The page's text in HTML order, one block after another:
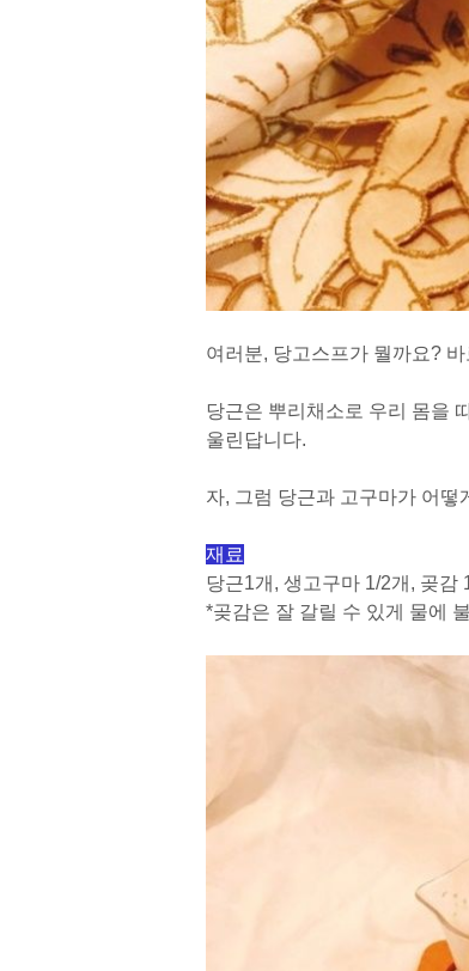
여러분, 당고스프가 뭘까요?
당근은 뿌리채소로 우리 몸을
울린답니다.
자, 그럼 당근과 고구마가 어
재료
당근1개, 생고구마 1/2개, 곶감
*곶감은 잘 갈릴 수 있게 물에